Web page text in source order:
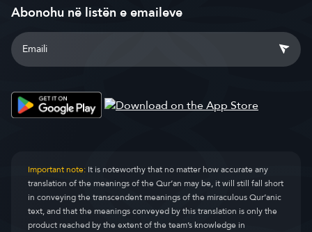
Abonohu në listën e emaileve
Important note:It is noteworthy that no matter how accurate any
translation of the meanings of the Qur’an may be, it will still fall short
in conveying the transcendent meanings of the miraculous Qur’anic
text, and that the meanings conveyed by this translation is only the
product reached by the extent of the team’s knowledge in